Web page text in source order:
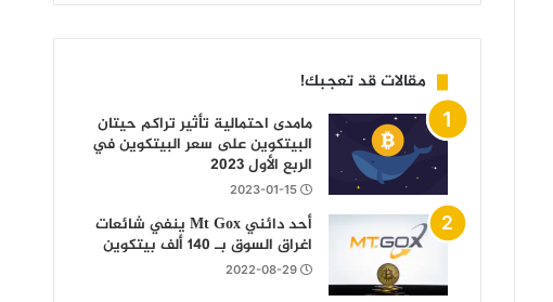
مقالات قد تعجبك!
مامدى احتمالية تأثير تراكم حيتان
البيتكوين على سعر البيتكوين في
الربع الأول 2023
2023-01-15
أحد دائني Mt Gox ينفي شائعات
اغراق السوق بـ 140 ألف بيتكوين
2022-08-29